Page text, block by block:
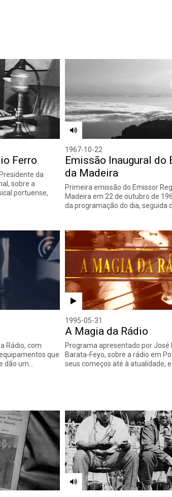
Ferro
da
sobre a
portuense,
1967-10-22
Emissão Inaugural do
da Madeira
Primeira emissão do Emissor
Madeira em 22 de outubro de
da programação do dia, seguida
Rádio, com
que
dão um…
1995-05-31
A Magia da Rádio
Programa apresentado por José
Barata-Feyo, sobre a rádio em
seus começos até à atualidade,